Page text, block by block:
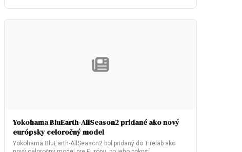
Yokohama BluEarth-AllSeason2 pridané ako nový
európsky celoročný model
Yokohama BluEarth-AllSeason2 bol pridaný do Tirelab ako